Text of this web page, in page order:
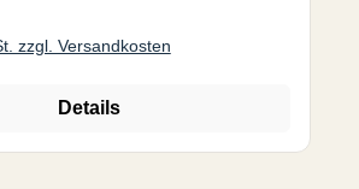
zzgl. Versandkosten
Details